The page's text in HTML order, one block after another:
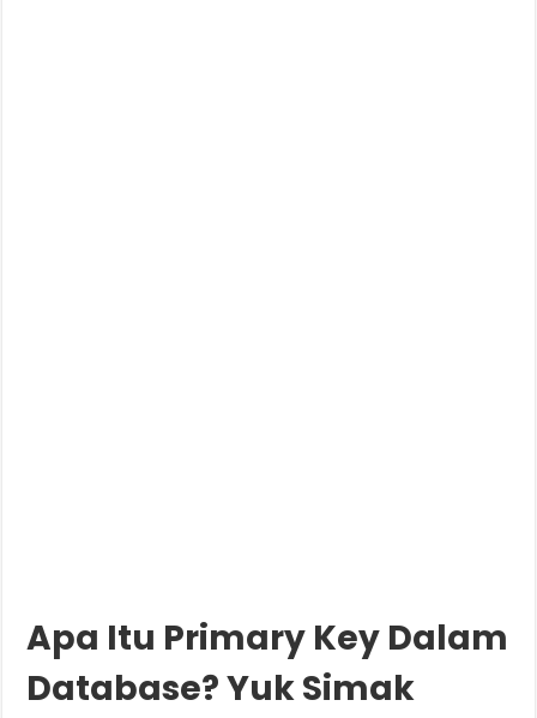
Apa Itu Primary Key Dalam
Database? Yuk Simak